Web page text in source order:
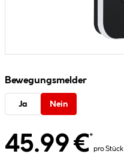
Bewegungsmelder
Ja Nein
45.99 €*
pro Stück